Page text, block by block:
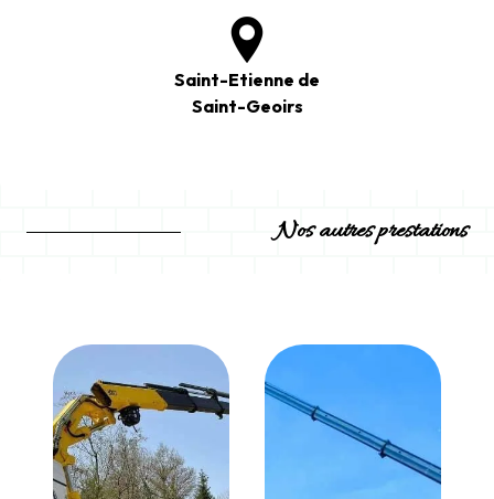
Saint-Etienne de
Saint-Geoirs
Nos autres prestations